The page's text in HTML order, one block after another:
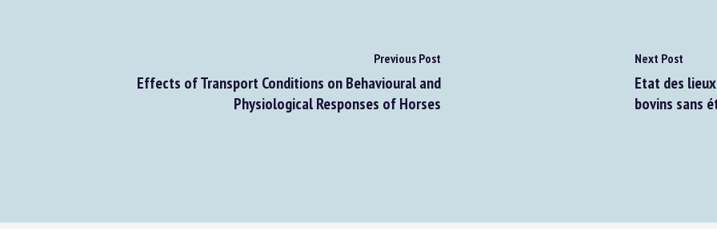
Previous Post
Effects of Transport Conditions on Behavioural and
Physiological Responses of Horses
Next Post
Etat des
bovins sans